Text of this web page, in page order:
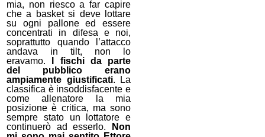
mia, non riesco a far capire
che a basket si deve lottare
su ogni pallone ed essere
concentrati in difesa e noi,
soprattutto quando l’attacco
andava in tilt, non lo
eravamo.
I fischi da parte
del pubblico erano
ampiamente giustificati. La
classifica è insoddisfacente e
come allenatore la mia
posizione è critica, ma sono
sempre stato un lottatore e
continuerò ad esserlo.
Non